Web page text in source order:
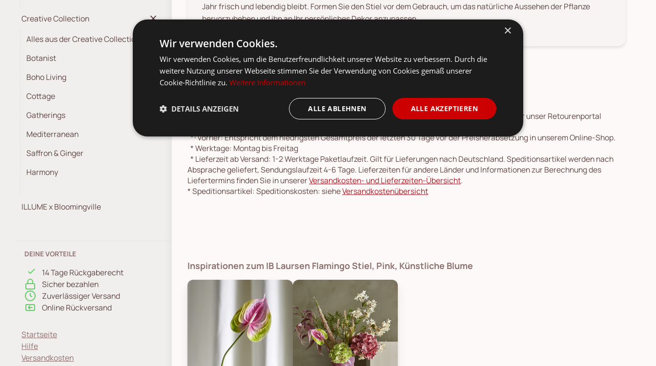
Creative Collection
Alles aus der Creative Collection
Botanist
Boho Living
Cottage
Gatherings
Mediterranean
Saffron & Ginger
Harmony
ILLUME x Bloomingville
DEINE VORTEILE
14 Tage Rückgaberecht
Sicher bezahlen
Zuverlässiger Versand
Online Rückversand
Startseite
Hilfe
Versandkosten
Jahr frisch und lebendig bleibt. Formen Sie den Stiel vor dem Gebrauch, um das natürliche Aussehen der Pflanze
hervorzuheben und ihn an Ihr persönliches Dekor anzupassen.
Versandkosten Versandkostenübersicht Rücksendung ist über unser Retourenportal
*¹vorher: Entspricht dem niedrigsten Gesamtpreis der letzten 30 Tage vor der Preisherabsetzung in unserem Online-Shop.
*Werktage: Montag bis Freitag
* Lieferzeit ab Versand: 1-2 Werktage Paketlaufzeit. Gilt für Lieferungen nach Deutschland. Speditionsartikel werden nach
Absprache geliefert, Sendungslaufzeit 4-6 Tage. Lieferzeiten für andere Länder und Informationen zur Berechnung des
Liefertermins finden Sie in unsererVersandkosten- und Lieferzeiten-Übersicht.
*Speditionsartikel: Speditionskosten: sieheVersandkostenübersicht
Inspirationen zum IB Laursen Flamingo Stiel, Pink, Künstliche Blume
×
Wir verwenden Cookies.
Wir verwenden Cookies, um die Benutzerfreundlichkeit unserer Website zu verbessern. Durch die
weitere Nutzung unserer Webseite stimmen Sie der Verwendung von Cookies gemäß unserer
Cookie-Richtlinie zu. Weitere Informationen
ALLE AKZEPTIEREN
ALLE ABLEHNEN
DETAILS ANZEIGEN